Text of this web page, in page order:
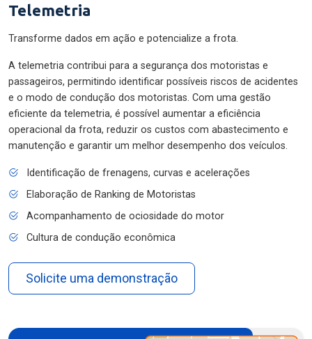
Telemetria
Transforme dados em ação e potencialize a frota.
A telemetria contribui para a segurança dos motoristas e
passageiros, permitindo identificar possíveis riscos de acidentes
e o modo de condução dos motoristas. Com uma gestão
eficiente da telemetria, é possível aumentar a eficiência
operacional da frota, reduzir os custos com abastecimento e
manutenção e garantir um melhor desempenho dos veículos.
Identificação de frenagens, curvas e acelerações
Elaboração de Ranking de Motoristas
Acompanhamento de ociosidade do motor
Cultura de condução econômica
Solicite uma demonstração